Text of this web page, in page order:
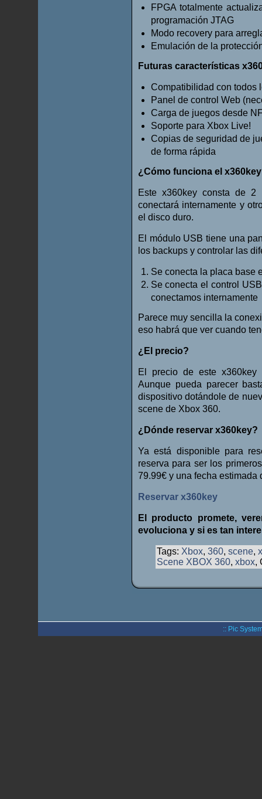
FPGA totalmente
programación JTAG
Modo recovery para
Emulación de la
Futuras características
Compatibilidad con todos
Panel de control Web
Carga de juegos desde
Soporte para Xbox Live!
Copias de seguridad de
de forma rápida
¿Cómo funciona el
Este x360key consta de
conectará internamente y
el disco duro.
El módulo USB tiene una
los backups y controlar las
Se conecta la placa base
Se conecta el control
conectamos internamente
Parece muy sencilla la
eso habrá que ver cuando
¿El precio?
El precio de este
Aunque pueda parecer
dispositivo dotándole de
scene de Xbox 360.
¿Dónde reservar x360key?
Ya está disponible para
reserva para ser los
79.99€ y una fecha estimada
Reservar x360key
El producto promete,
evoluciona y si es tan
Tags: Xbox, 360, scene,
Scene XBOX 360, xbox,
:: Pic